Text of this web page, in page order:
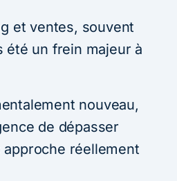
et ventes, souvent
été un frein majeur à
nouveau,
de dépasser
réellement